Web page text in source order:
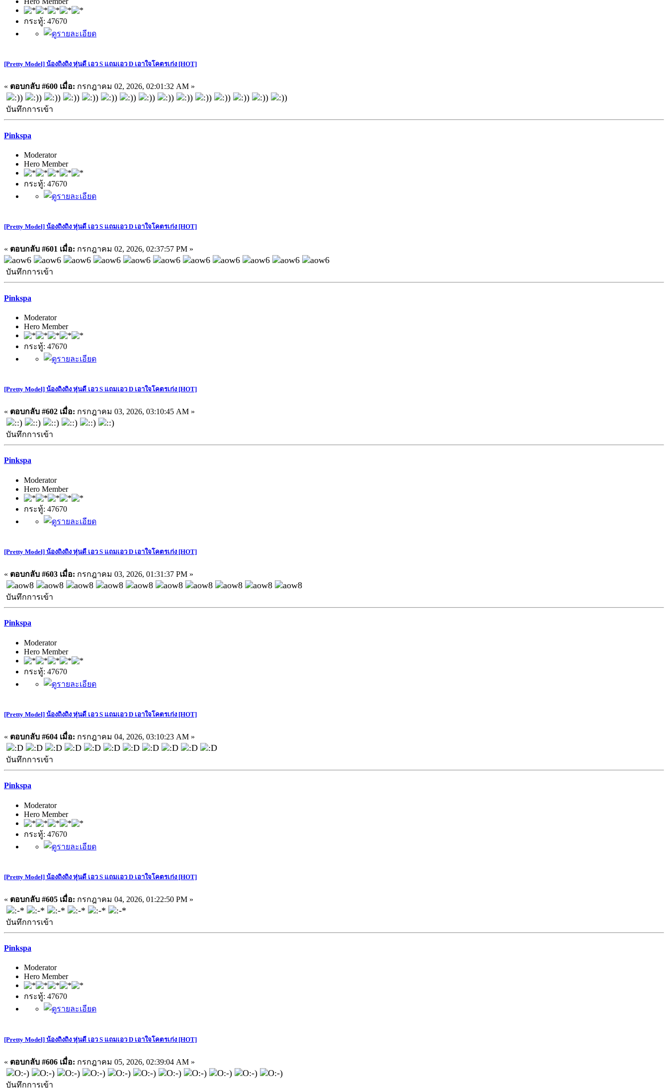
กระทู้: 47670
[Pretty Model] น้องถิงถิง หุ่นดี เอว S แถมเอว D เอาใจโคตรเก่ง [HOT]
« ตอบกลับ #600 เมื่อ: กรกฎาคม 02, 2026, 02:01:32 AM »
บันทึกการเข้า
Pinkspa
Moderator
Hero Member
กระทู้: 47670
[Pretty Model] น้องถิงถิง หุ่นดี เอว S แถมเอว D เอาใจโคตรเก่ง [HOT]
« ตอบกลับ #601 เมื่อ: กรกฎาคม 02, 2026, 02:37:57 PM »
บันทึกการเข้า
Pinkspa
Moderator
Hero Member
กระทู้: 47670
[Pretty Model] น้องถิงถิง หุ่นดี เอว S แถมเอว D เอาใจโคตรเก่ง [HOT]
« ตอบกลับ #602 เมื่อ: กรกฎาคม 03, 2026, 03:10:45 AM »
บันทึกการเข้า
Pinkspa
Moderator
Hero Member
กระทู้: 47670
[Pretty Model] น้องถิงถิง หุ่นดี เอว S แถมเอว D เอาใจโคตรเก่ง [HOT]
« ตอบกลับ #603 เมื่อ: กรกฎาคม 03, 2026, 01:31:37 PM »
บันทึกการเข้า
Pinkspa
Moderator
Hero Member
กระทู้: 47670
[Pretty Model] น้องถิงถิง หุ่นดี เอว S แถมเอว D เอาใจโคตรเก่ง [HOT]
« ตอบกลับ #604 เมื่อ: กรกฎาคม 04, 2026, 03:10:23 AM »
บันทึกการเข้า
Pinkspa
Moderator
Hero Member
กระทู้: 47670
[Pretty Model] น้องถิงถิง หุ่นดี เอว S แถมเอว D เอาใจโคตรเก่ง [HOT]
« ตอบกลับ #605 เมื่อ: กรกฎาคม 04, 2026, 01:22:50 PM »
บันทึกการเข้า
Pinkspa
Moderator
Hero Member
กระทู้: 47670
[Pretty Model] น้องถิงถิง หุ่นดี เอว S แถมเอว D เอาใจโคตรเก่ง [HOT]
« ตอบกลับ #606 เมื่อ: กรกฎาคม 05, 2026, 02:39:04 AM »
บันทึกการเข้า